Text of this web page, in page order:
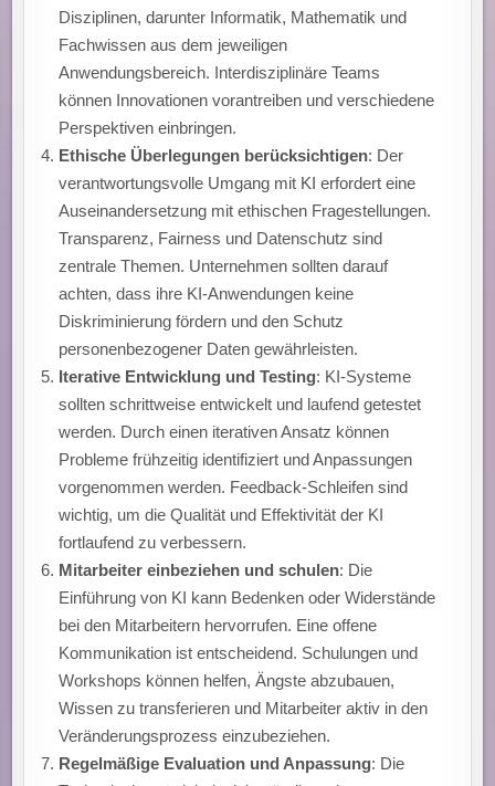
Disziplinen, darunter Informatik, Mathematik und
Fachwissen aus dem jeweiligen
Anwendungsbereich. Interdisziplinäre Teams
können Innovationen vorantreiben und verschiedene
Perspektiven einbringen.
Ethische Überlegungen berücksichtigen: Der
verantwortungsvolle Umgang mit KI erfordert eine
Auseinandersetzung mit ethischen Fragestellungen.
Transparenz, Fairness und Datenschutz sind
zentrale Themen. Unternehmen sollten darauf
achten, dass ihre KI-Anwendungen keine
Diskriminierung fördern und den Schutz
personenbezogener Daten gewährleisten.
Iterative Entwicklung und Testing: KI-Systeme
sollten schrittweise entwickelt und laufend getestet
werden. Durch einen iterativen Ansatz können
Probleme frühzeitig identifiziert und Anpassungen
vorgenommen werden. Feedback-Schleifen sind
wichtig, um die Qualität und Effektivität der KI
fortlaufend zu verbessern.
Mitarbeiter einbeziehen und schulen: Die
Einführung von KI kann Bedenken oder Widerstände
bei den Mitarbeitern hervorrufen. Eine offene
Kommunikation ist entscheidend. Schulungen und
Workshops können helfen, Ängste abzubauen,
Wissen zu transferieren und Mitarbeiter aktiv in den
Veränderungsprozess einzubeziehen.
Regelmäßige Evaluation und Anpassung: Die